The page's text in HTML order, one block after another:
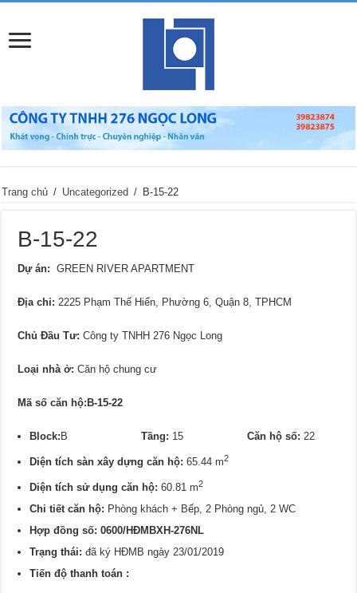
Trang chủ / Uncategorized / B-15-22
B-15-22
Dự án: GREEN RIVER APARTMENT
Địa chỉ: 2225 Phạm Thế Hiển, Phường 6, Quận 8, TPHCM
Chủ Đầu Tư: Công ty TNHH 276 Ngọc Long
Loại nhà ở: Căn hộ chung cư
Mã số căn hộ:B-15-22
Block:BTầng: 15Căn hộ số: 22
Diện tích sàn xây dựng căn hộ:65.44 m2
Diện tích sử dụng căn hộ: 60.81 m2
Chi tiết căn hộ: Phòng khách + Bếp, 2 Phòng ngủ, 2 WC
Hợp đồng số: 0600/HĐMBXH-276NL
Trạng thái:đã ký HĐMB ngày 23/01/2019
Tiến độ thanh toán :